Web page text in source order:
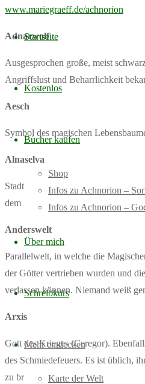
to
Startseite
Kostenlos
Bücher kaufen
Shop
Infos zu Achnorion –
Infos zu Achnorion –
Über mich
Schreibkurs
Mehr entdecken
Karte der Welt
www.mariegraeff.de/achnorion
Adnarwolf
Ausgesprochen große, meist
Angriffslust und Beharrlichkeit
Aesch
Symbol des magischen
Alnaselva
Stadt im Norden Faydans,
dem hohen Norden und
Anderswelt
Parallelwelt, in welche die
der Götter vertrieben wurden und
verlassen können. Niemand weiß
Arxis
Gott des Krieges (Ceregor).
des Schmiedefeuers. Es ist üblich,
zu bringen.